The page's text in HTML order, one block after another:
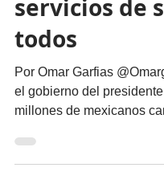
migueldealba5
8 ago 2023
Propuestas
todos